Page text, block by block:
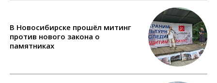
В Новосибирске прошёл митинг
против нового закона о
памятниках